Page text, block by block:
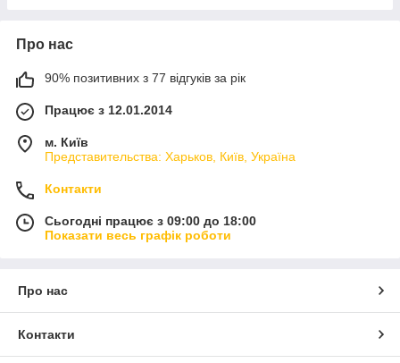
Про нас
90% позитивних з 77 відгуків за рік
Працює з 12.01.2014
м. Київ
Представительства: Харьков, Київ, Україна
Контакти
Сьогодні працює з 09:00 до 18:00
Показати весь графік роботи
Про нас
Контакти